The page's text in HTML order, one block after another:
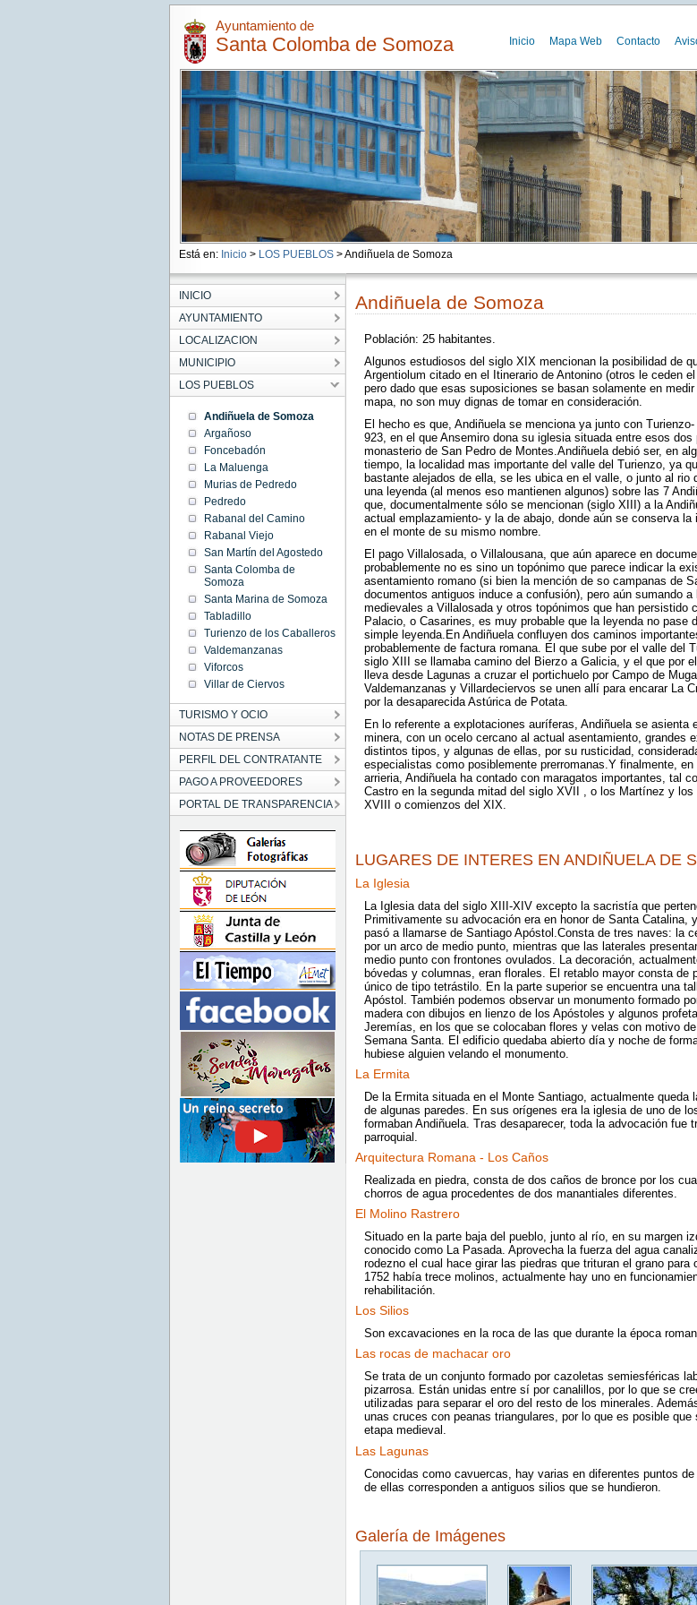
Ayuntamiento de
Santa Colomba de Somoza Inicio Mapa Web Contacto
Está en: Inicio > LOS PUEBLOS> Andiñuela de Somoza
INICIO
AYUNTAMIENTO
LOCALIZACION
MUNICIPIO
LOS PUEBLOS
Andiñuela de Somoza
Argañoso
Foncebadón
La Maluenga
Murias de Pedredo
Pedredo
Rabanal del Camino
Rabanal Viejo
San Martín del Agostedo
Santa Colomba de
Somoza
Santa Marina de Somoza
Tabladillo
Turienzo de los Caballeros
Valdemanzanas
Viforcos
Villar de Ciervos
TURISMO Y OCIO
NOTAS DE PRENSA
PERFIL DEL CONTRATANTE
PAGO A PROVEEDORES
PORTAL DE TRANSPARENCIA
Andiñuela de Somoza
Población: 25 habitantes.
Algunos estudiosos del siglo XIX mencionan la posibilidad de
Argentiolum citado en el Itinerario de Antonino (otros le ceden
pero dado que esas suposiciones se basan solamente en
mapa, no son muy dignas de tomar en consideración.
El hecho es que, Andiñuela se menciona ya junto con
923, en el que Ansemiro dona su iglesia situada entre esos dos
monasterio de San Pedro de Montes.Andiñuela debió ser, en
tiempo, la localidad mas importante del valle del Turienzo, ya
bastante alejados de ella, se les ubica en el valle, o junto al rio
una leyenda (al menos eso mantienen algunos) sobre las 7
que, documentalmente sólo se mencionan (siglo XIII) a la
actual emplazamiento- y la de abajo, donde aún se conserva la
en el monte de su mismo nombre.
El pago Villalosada, o Villalousana, que aún aparece en
probablemente no es sino un topónimo que parece indicar la
asentamiento romano (si bien la mención de so campanas de
documentos antiguos induce a confusión), pero aún sumando a
medievales a Villalosada y otros topónimos que han persistido
Palacio, o Casarines, es muy probable que la leyenda no pase
simple leyenda.En Andiñuela confluyen dos caminos
probablemente de factura romana. El que sube por el valle del
siglo XIII se llamaba camino del Bierzo a Galicia, y el que por
lleva desde Lagunas a cruzar el portichuelo por Campo de
Valdemanzanas y Villardeciervos se unen allí para encarar La
por la desaparecida Astúrica de Potata.
En lo referente a explotaciones auríferas, Andiñuela se asienta
minera, con un ocelo cercano al actual asentamiento, grandes
distintos tipos, y algunas de ellas, por su rusticidad,
especialistas como posiblemente prerromanas.Y finalmente, en
arrieria, Andiñuela ha contado con maragatos importantes, tal
Castro en la segunda mitad del siglo XVII , o los Martínez y
XVIII o comienzos del XIX.
LUGARES DE INTERES EN ANDIÑUELA DE
La Iglesia
La Iglesia data del siglo XIII-XIV excepto la sacristía que
Primitivamente su advocación era en honor de Santa Catalina,
pasó a llamarse de Santiago Apóstol.Consta de tres naves: la
por un arco de medio punto, mientras que las laterales
medio punto con frontones ovulados. La decoración,
bóvedas y columnas, eran florales. El retablo mayor consta de
único de tipo tetrástilo. En la parte superior se encuentra una
Apóstol. También podemos observar un monumento formado
madera con dibujos en lienzo de los Apóstoles y algunos
Jeremías, en los que se colocaban flores y velas con motivo
Semana Santa. El edificio quedaba abierto día y noche de
hubiese alguien velando el monumento.
La Ermita
De la Ermita situada en el Monte Santiago, actualmente queda
de algunas paredes. En sus orígenes era la iglesia de uno de
formaban Andiñuela. Tras desaparecer, toda la advocación fue
parroquial.
Arquitectura Romana - Los Caños
Realizada en piedra, consta de dos caños de bronce por los
chorros de agua procedentes de dos manantiales diferentes.
El Molino Rastrero
Situado en la parte baja del pueblo, junto al río, en su margen
conocido como La Pasada. Aprovecha la fuerza del agua
rodezno el cual hace girar las piedras que trituran el grano para
1752 había trece molinos, actualmente hay uno en
rehabilitación.
Los Silios
Son excavaciones en la roca de las que durante la época
Las rocas de machacar oro
Se trata de un conjunto formado por cazoletas semiesféricas
pizarrosa. Están unidas entre sí por canalillos, por lo que se
utilizadas para separar el oro del resto de los minerales.
unas cruces con peanas triangulares, por lo que es posible que
etapa medieval.
Las Lagunas
Conocidas como cavuercas, hay varias en diferentes puntos de
de ellas corresponden a antiguos silios que se hundieron.
Galería de Imágenes